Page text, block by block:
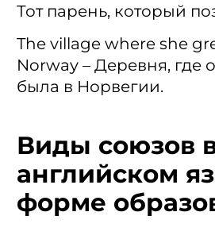
Тот парень, который
The village where she
Norway – Деревня, где
была в Норвегии.
Виды союзов
английском
форме